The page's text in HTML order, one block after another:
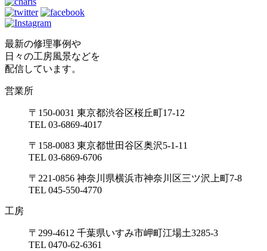
最新の修理事例や
日々の工房風景などを
配信しています。
営業所
〒150-0031 東京都渋谷区桜丘町17-12
TEL 03-6869-4017
〒158-0083 東京都世田谷区奥沢5-1-11
TEL 03-6869-6706
〒221-0856 神奈川県横浜市神奈川区三ツ沢上町7-8
TEL 045-550-4770
工房
〒299-4612 千葉県いすみ市岬町江場土3285-3
TEL 0470-62-6361